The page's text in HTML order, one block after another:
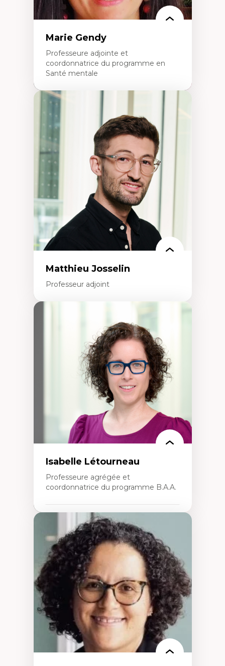
Marie Gendy
Professeure adjointe et
coordonnatrice du programme en
Santé mentale
Expertises
Neuropsychiatrie et neurosciences
Direction d'essais cliniques
Analyse des politiques et pratiques en santé
mentale
Développement de protocoles d'essais
cliniques
Collaboration interfonctionnelle
Leadership en recherche clinique
Développement de cadres politiques
Collaboration avec des entreprises
pharmaceutiques
Rédaction de publications et de rapports
politiques
Enseignement et mentorat
Matthieu Josselin
Professeur adjoint
Ethnographie critique des environnements
d’apprentissage des étudiant.e.s
Approche transdisciplinaire des
compétences socioaffectives et
interculturelles
Didactique des langues secondes et
compétence pragmatique
Andragogie
Méthodologies de recherche qualitative
Isabelle Létourneau
Professeure agrégée et
coordonnatrice du programme B.A.A.
Expertises
Conciliation travail-vie personnelle
Gestion des ressources humaines
(attraction et fidélisation de la main-
d’œuvre)
Responsabilité sociale des organisations
Interventions organisationnelles
Comportement organisationnel
(mobilisation au travail)
Recherche qualitative
Éthique des affaires